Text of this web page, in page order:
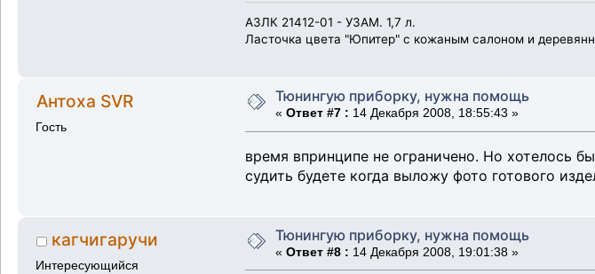
АЗЛК 21412-01 - УЗАМ. 1,7 л.
Ласточка цвета "Юпитер" с кожаным салоном и
Антоха SVR
Гость
Тюнингую приборку, нужна помощь
« Ответ #7 : 14 Декабря 2008, 18:55:43 »
время впринципе не ограничено. Но хотелось
судить будете когда выложу фото готового
кагчигаручи
Интересующийся
Тюнингую приборку, нужна помощь
« Ответ #8 : 14 Декабря 2008, 19:01:38 »